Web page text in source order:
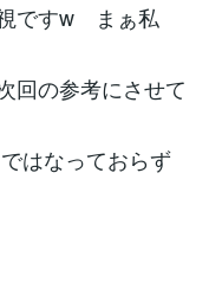
ですw まぁ私
回の参考にさせて
はなっておらず